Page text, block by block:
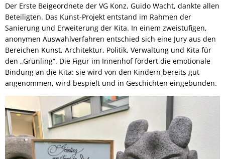
Der Erste Beigeordnete der VG Konz, Guido Wacht, dankte allen
Beteiligten. Das Kunst-Projekt entstand im Rahmen der
Sanierung und Erweiterung der Kita. In einem zweistufigen,
anonymen Auswahlverfahren entschied sich eine Jury aus den
Bereichen Kunst, Architektur, Politik, Verwaltung und Kita für
den „Grünling“. Die Figur im Innenhof fördert die emotionale
Bindung an die Kita: sie wird von den Kindern bereits gut
angenommen, wird bespielt und in Geschichten eingebunden.